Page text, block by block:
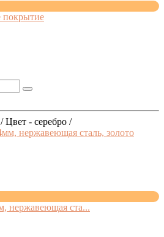
покрытие
Цвет - серебро /
нержавеющая ста...